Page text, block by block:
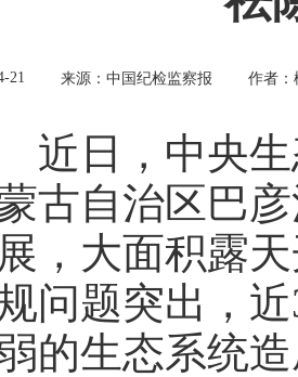
21 来源：中国纪检监察报 作者：
日，中央生
古自治区巴
，大面积露
问题突出，
的生态系统